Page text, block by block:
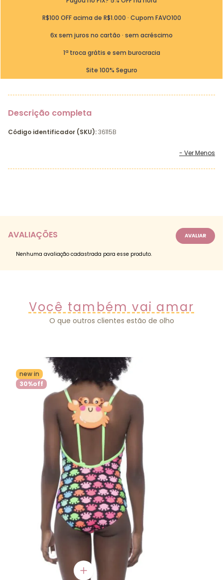
R$100 OFF acima de R$1.000 · Cupom FAVO100
6x sem juros no cartão · sem acréscimo
1ª troca grátis e sem burocracia
Site 100% Seguro
Descrição completa
Código identificador (SKU):36115B
AVALIAÇÕES
Nenhuma avaliação cadastrada para esse produto.
Você também vai amar
O que outros clientes estão de olho
30%off
new in